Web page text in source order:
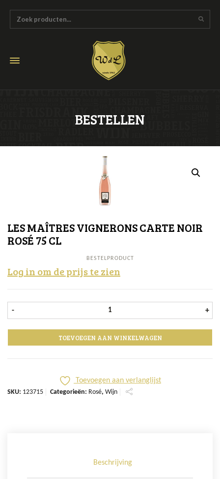
BESTELLEN
LES MAÎTRES VIGNERONS CARTE NOIR
ROSÉ 75 CL
BESTELPRODUCT
Log in om de prijs te zien
- Les Maîtres Vignerons Carte Noir
+
TOEVOEGEN AAN WINKELWAGEN
Toevoegen aan verlanglijst
SKU: 123715 Categorieën: Rosé, Wijn
Beschrijving